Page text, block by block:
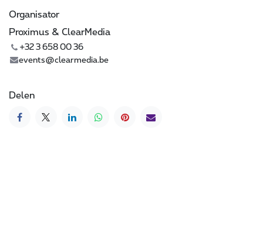
Organisator
Proximus & ClearMedia
+32 3 658 00 36
events@clearmedia.be
Delen